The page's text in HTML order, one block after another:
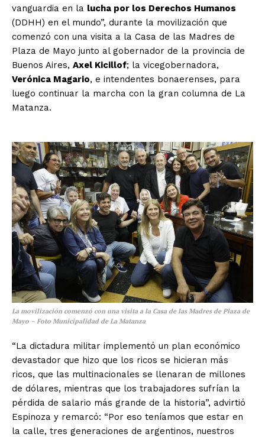
vanguardia en la lucha por los Derechos Humanos
(DDHH) en el mundo”, durante la movilización que
comenzó con una visita a la Casa de las Madres de
Plaza de Mayo junto al gobernador de la provincia de
Buenos Aires, Axel Kicillof; la vicegobernadora,
Verónica Magario, e intendentes bonaerenses, para
luego continuar la marcha con la gran columna de La
Matanza.
La movilización comenzó con una visita a la Casa de las Madres de Plaza de
Mayo – Foto Municipalidad de La Matanza
“La dictadura militar implementó un plan económico
devastador que hizo que los ricos se hicieran más
ricos, que las multinacionales se llenaran de millones
de dólares, mientras que los trabajadores sufrían la
pérdida de salario más grande de la historia”, advirtió
Espinoza y remarcó: “Por eso teníamos que estar en
la calle, tres generaciones de argentinos, nuestros